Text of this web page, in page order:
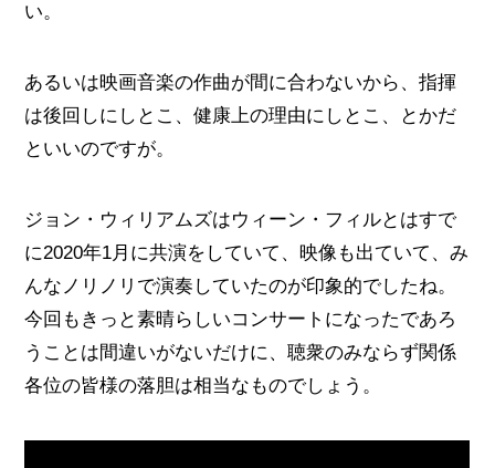
い。
あるいは映画音楽の作曲が間に合わないから、指揮
は後回しにしとこ、健康上の理由にしとこ、とかだ
といいのですが。
ジョン・ウィリアムズはウィーン・フィルとはすで
に2020年1月に共演をしていて、映像も出ていて、み
んなノリノリで演奏していたのが印象的でしたね。
今回もきっと素晴らしいコンサートになったであろ
うことは間違いがないだけに、聴衆のみならず関係
各位の皆様の落胆は相当なものでしょう。